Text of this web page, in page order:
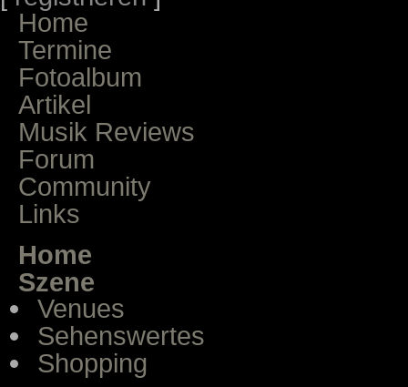
Home
Termine
Fotoalbum
Artikel
Musik Reviews
Forum
Community
Links
Home
Szene
Venues
Sehenswertes
Shopping